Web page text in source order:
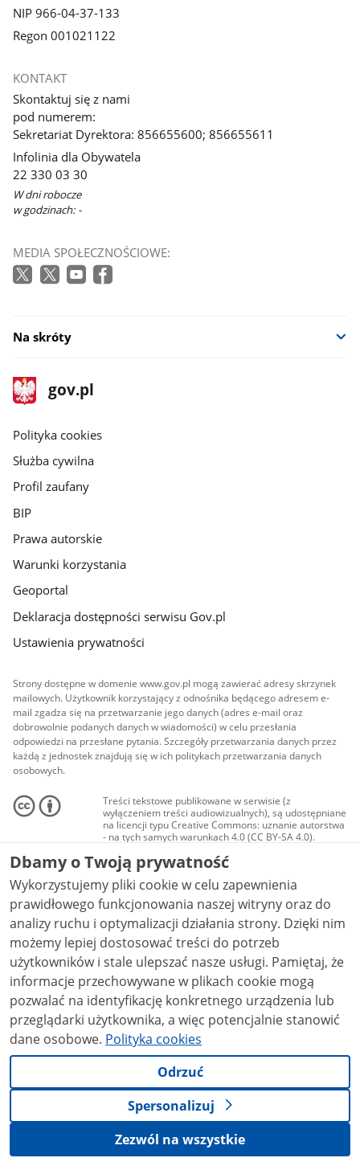
NIP 966-04-37-133
Regon 001021122
KONTAKT
Skontaktuj się z nami
pod numerem:
Sekretariat Dyrektora: 856655600; 856655611
Infolinia dla Obywatela
22 330 03 30
W dni robocze
w godzinach: -
MEDIA SPOŁECZNOŚCIOWE:
Na skróty
stopka
gov.pl
Strona
gov.pl
gov.pl
Polityka cookies
Służba cywilna
Profil zaufany
BIP
Prawa autorskie
Warunki korzystania
Geoportal
Deklaracja dostępności serwisu Gov.pl
Ustawienia prywatności
Strony dostępne w domenie www.gov.pl mogą zawierać adresy skrzynek
mailowych. Użytkownik korzystający z odnośnika będącego adresem e-
mail zgadza się na przetwarzanie jego danych (adres e-mail oraz
dobrowolnie podanych danych w wiadomości) w celu przesłania
odpowiedzi na przesłane pytania. Szczegóły przetwarzania danych przez
każdą z jednostek znajdują się w ich politykach przetwarzania danych
osobowych.
Treści tekstowe publikowane w serwisie (z
wyłączeniem treści audiowizualnych), są udostępniane
na licencji typu Creative Commons: uznanie autorstwa
- na tych samych warunkach 4.0 (CC BY-SA 4.0).
audio i wideo, są udostępniane na licencji typu
Creative Commons: uznanie autorstwa użycie
niekomercyjne - bez utworów zależnych 4.0 (CC BY-
NC-ND 4.0), o ile nie jest to stwierdzone inaczej.
Dbamy o Twoją prywatność
Wykorzystujemy pliki cookie w celu zapewnienia
prawidłowego funkcjonowania naszej witryny oraz do
analizy ruchu i optymalizacji działania strony. Dzięki nim
możemy lepiej dostosować treści do potrzeb
użytkowników i stale ulepszać nasze usługi. Pamiętaj, że
informacje przechowywane w plikach cookie mogą
pozwalać na identyfikację konkretnego urządzenia lub
przeglądarki użytkownika, a więc potencjalnie stanowić
dane osobowe. Polityka cookies
Odrzuć
Spersonalizuj
Zezwól na wszystkie